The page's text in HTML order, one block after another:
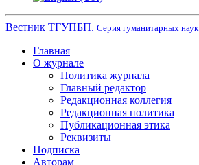
Вестник ТГУПБП. Серия гуманитарных наук
Главная
О журнале
Политика журнала
Главный редактор
Редакционная коллегия
Редакционная политика
Публикационная этика
Реквизиты
Подписка
Авторам